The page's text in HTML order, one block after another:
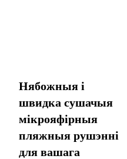
Нябожныя і
швидка сушачыя
мікрояфірныя
пляжныя рушэнні
для вашага